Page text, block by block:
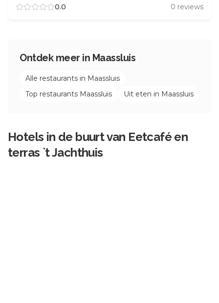
0.0 0 reviews
Ontdek meer in Maassluis
Alle restaurants in Maassluis
Top restaurants Maassluis Uit eten in Maassluis
Hotels in de buurt van Eetcafé en
terras `t Jachthuis